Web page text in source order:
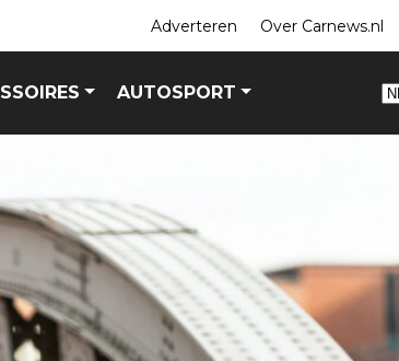
Adverteren Over Carnews.nl
AUTOSPORT